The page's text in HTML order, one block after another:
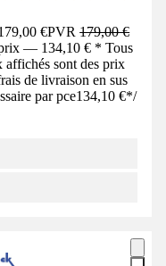
€PVR179,00 €
— 134,10 € * Tous
affichés sont des prix
de livraison en sus
par pce134,10 €*/